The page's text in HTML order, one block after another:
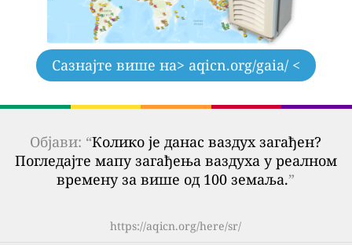
Сазнајте више на> aqicn.org/gaia/ <
Објави: “Колико је данас ваздух загађен?
Погледајте мапу загађења ваздуха у реалном
времену за више од 100 земаља.”
https://aqicn.org/here/sr/